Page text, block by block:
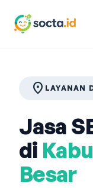
location_on LAYANAN
Jasa
di
Besar